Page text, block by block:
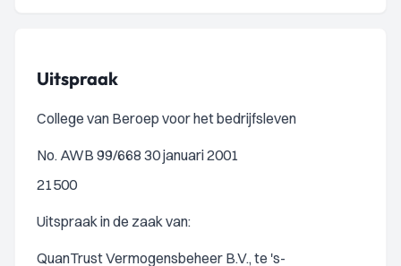
Uitspraak
College van Beroep voor het bedrijfsleven
No. AWB 99/668 30 januari 2001
21500
Uitspraak in de zaak van:
QuanTrust Vermogensbeheer B.V., te 's-